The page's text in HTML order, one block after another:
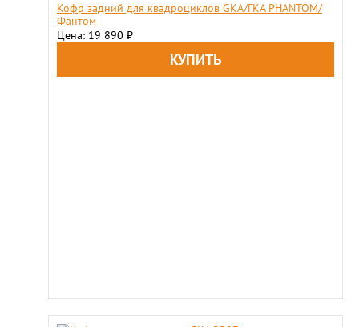
​Кофр задний для квадроциклов GKA/ГКА PHANTOM/
Фантом
Цена: 19 890 ₽